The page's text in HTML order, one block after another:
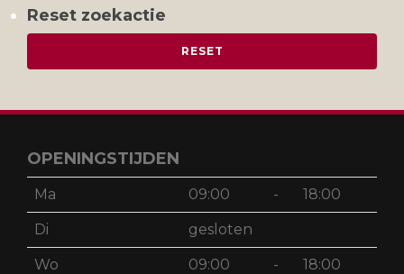
Reset zoekactie
OPENINGSTIJDEN
Ma 09:00 - 18:00
Di gesloten
Wo 09:00 - 18:00